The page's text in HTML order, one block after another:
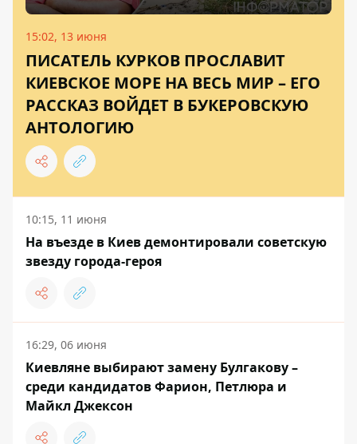
15:02, 13 июня
ПИСАТЕЛЬ КУРКОВ ПРОСЛАВИТ
КИЕВСКОЕ МОРЕ НА ВЕСЬ МИР – ЕГО
РАССКАЗ ВОЙДЕТ В БУКЕРОВСКУЮ
АНТОЛОГИЮ
10:15, 11 июня
На въезде в Киев демонтировали советскую
звезду города-героя
16:29, 06 июня
Киевляне выбирают замену Булгакову –
среди кандидатов Фарион, Петлюра и
Майкл Джексон